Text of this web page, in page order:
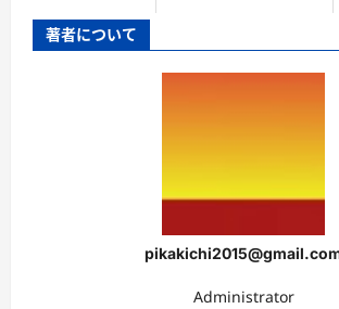
著者について
Administrator